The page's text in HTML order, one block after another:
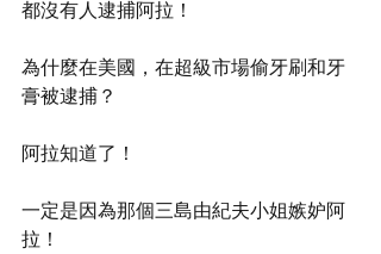
都沒有人逮捕阿拉！
為什麼在美國，在超級市場偷牙刷和牙
膏被逮捕？
阿拉知道了！
一定是因為那個三島由紀夫小姐嫉妒阿
拉！